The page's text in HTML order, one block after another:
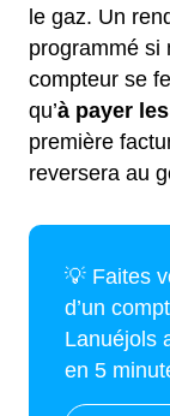
le gaz. Un
programmé si
compteur se
qu’à payer
première
reversera au